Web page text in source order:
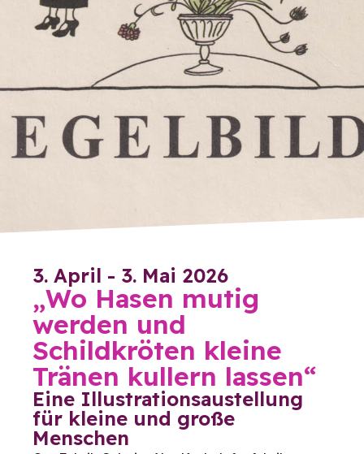
3. April - 3. Mai 2026
„Wo Hasen mutig
werden und
Schildkröten kleine
Tränen kullern lassen“
Eine Illustrationsaustellung
für kleine und große
Menschen